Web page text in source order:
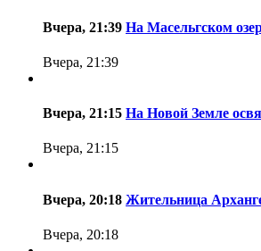
Вчера, 21:39 На Масельгском
Вчера, 21:39
Вчера, 21:15 На Новой Земле
Вчера, 21:15
Вчера, 20:18 Жительница
Вчера, 20:18